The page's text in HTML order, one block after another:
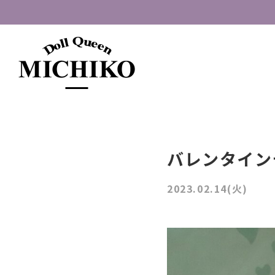
バレンタイ
2023.02.14(火)